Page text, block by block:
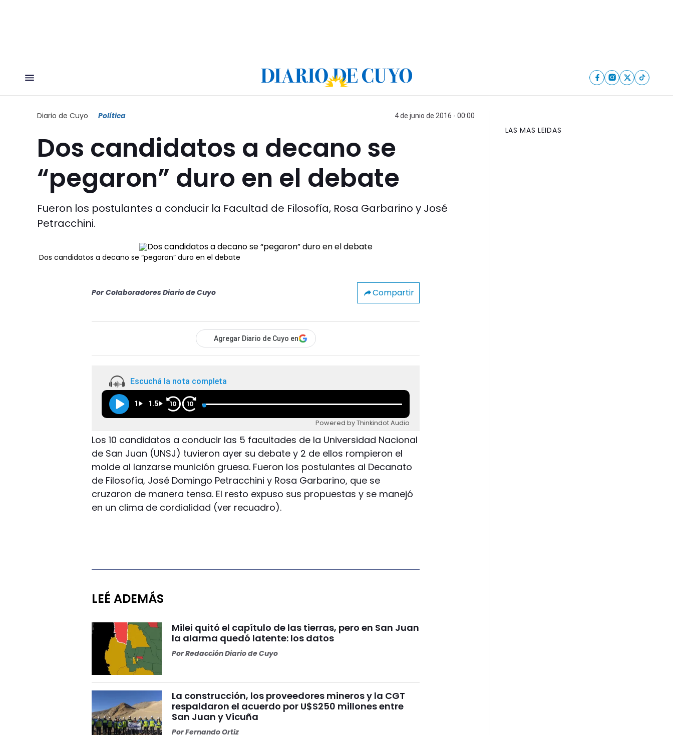
Diario de Cuyo Política 4 de junio de 2016 - 00:00
Dos candidatos a decano se
“pegaron” duro en el debate
Fueron los postulantes a conducir la Facultad de Filosofía, Rosa Garbarino y José
Petracchini.
Dos candidatos a decano se “pegaron” duro en el debate
Por Colaboradores Diario de Cuyo Compartir
Agregar Diario de Cuyo en
Escuchá la nota completa
1 1.5 10 10
Powered by Thinkindot Audio
Los 10 candidatos a conducir las 5 facultades de la Universidad Nacional
de San Juan (UNSJ) tuvieron ayer su debate y 2 de ellos rompieron el
molde al lanzarse munición gruesa. Fueron los postulantes al Decanato
de Filosofía, José Domingo Petracchini y Rosa Garbarino, que se
cruzaron de manera tensa. El resto expuso sus propuestas y se manejó
en un clima de cordialidad (ver recuadro).
LEÉ ADEMÁS
Milei quitó el capítulo de las tierras, pero en San Juan
la alarma quedó latente: los datos
PorRedacción Diario de Cuyo
La construcción, los proveedores mineros y la CGT
respaldaron el acuerdo por U$S250 millones entre
San Juan y Vicuña
PorFernando Ortiz
LAS MAS LEIDAS